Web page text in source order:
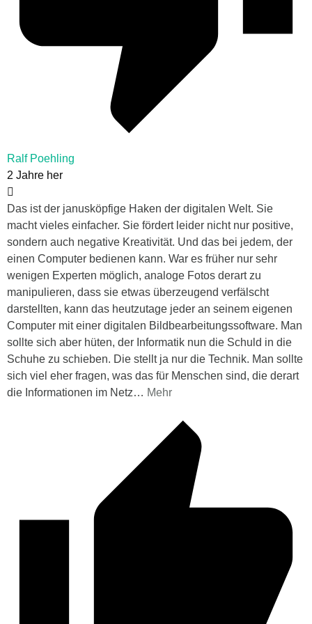
Ralf Poehling
2 Jahre her
Das ist der janusköpfige Haken der digitalen Welt. Sie
macht vieles einfacher. Sie fördert leider nicht nur positive,
sondern auch negative Kreativität. Und das bei jedem, der
einen Computer bedienen kann. War es früher nur sehr
wenigen Experten möglich, analoge Fotos derart zu
manipulieren, dass sie etwas überzeugend verfälscht
darstellten, kann das heutzutage jeder an seinem eigenen
Computer mit einer digitalen Bildbearbeitungssoftware. Man
sollte sich aber hüten, der Informatik nun die Schuld in die
Schuhe zu schieben. Die stellt ja nur die Technik. Man sollte
sich viel eher fragen, was das für Menschen sind, die derart
die Informationen im Netz… Mehr